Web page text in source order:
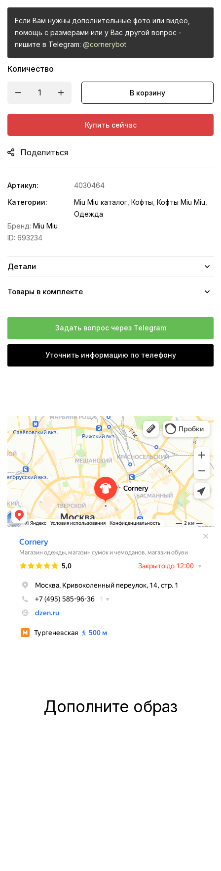
Если Вам нужны дополнительные фото или видео,
помощь с размерами или у Вас другой вопрос -
пишите в Telegram: @cornerybot
Количество
В корзину
Купить сейчас
Поделиться
Артикул:
4030464
Категории:
Miu Miu каталог Кофты Кофты Miu Miu
Одежда
Бренд: Miu Miu
ID: 693234
Детали
Товары в комплекте
Задать вопрос через Telegram
Уточнить информацию по телефону
Дополните образ